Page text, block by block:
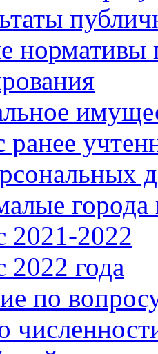
нормативы
ранее
города
2021-2022
2022 года
по